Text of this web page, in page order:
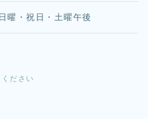
曜・祝日・土曜午後
ださい